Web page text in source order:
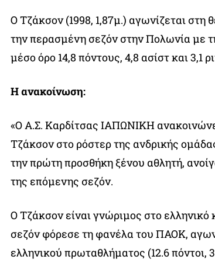
Ο Τζάκσον (1998, 1,87μ.) αγωνίζεται στη
την περασμένη σεζόν στην Πολωνία με
μέσο όρο 14,8 πόντους, 4,8 ασίστ και 3,1
Η ανακοίνωση:
«Ο Α.Σ. Καρδίτσας ΙΑΠΩΝΙΚΗ
Τζάκσον στο ρόστερ της ανδρικής
την πρώτη προσθήκη ξένου αθλητή,
της επόμενης σεζόν.
Ο Τζάκσον είναι γνώριμος στο
σεζόν φόρεσε τη φανέλα του ΠΑΟΚ,
ελληνικού πρωταθλήματος (12.6 πόντοι,